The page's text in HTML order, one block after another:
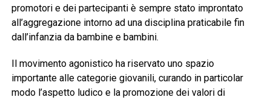
promotori e dei partecipanti è sempre stato improntato
all’aggregazione intorno ad una disciplina praticabile fin
dall’infanzia da bambine e bambini.
Il movimento agonistico ha riservato uno spazio
importante alle categorie giovanili, curando in particolar
modo l’aspetto ludico e la promozione dei valori di